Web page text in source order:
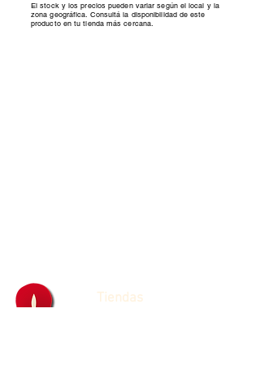
El stock y los precios pueden variar según el local y la
zona geográfica. Consultá la disponibilidad de este
producto en tu tienda más cercana.
Tiendas